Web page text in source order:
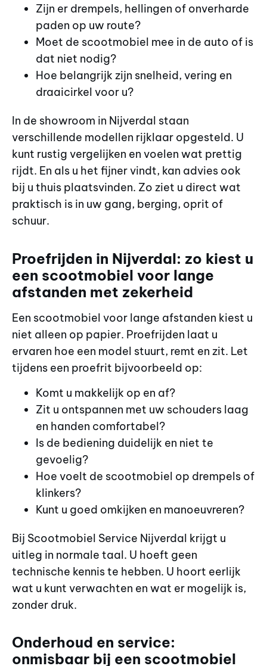
Zijn er drempels, hellingen of onverharde
paden op uw route?
Moet de scootmobiel mee in de auto of is
dat niet nodig?
Hoe belangrijk zijn snelheid, vering en
draaicirkel voor u?
In de showroom in Nijverdal staan
verschillende modellen rijklaar opgesteld. U
kunt rustig vergelijken en voelen wat prettig
rijdt. En als u het fijner vindt, kan advies ook
bij u thuis plaatsvinden. Zo ziet u direct wat
praktisch is in uw gang, berging, oprit of
schuur.
Proefrijden in Nijverdal: zo kiest u
een scootmobiel voor lange
afstanden met zekerheid
Een scootmobiel voor lange afstanden kiest u
niet alleen op papier. Proefrijden laat u
ervaren hoe een model stuurt, remt en zit. Let
tijdens een proefrit bijvoorbeeld op:
Komt u makkelijk op en af?
Zit u ontspannen met uw schouders laag
en handen comfortabel?
Is de bediening duidelijk en niet te
gevoelig?
Hoe voelt de scootmobiel op drempels of
klinkers?
Kunt u goed omkijken en manoeuvreren?
Bij Scootmobiel Service Nijverdal krijgt u
uitleg in normale taal. U hoeft geen
technische kennis te hebben. U hoort eerlijk
wat u kunt verwachten en wat er mogelijk is,
zonder druk.
Onderhoud en service:
onmisbaar bij een scootmobiel